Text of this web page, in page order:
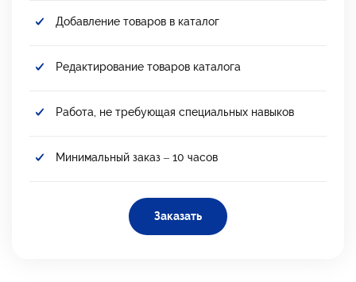
Добавление товаров в каталог
Редактирование товаров каталога
Работа, не требующая специальных навыков
Минимальный заказ – 10 часов
Заказать